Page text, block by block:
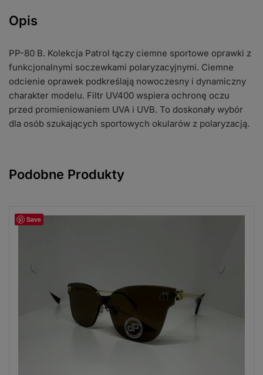
Opis
PP-80 B. Kolekcja Patrol łączy ciemne sportowe oprawki z
funkcjonalnymi soczewkami polaryzacyjnymi. Ciemne
odcienie oprawek podkreślają nowoczesny i dynamiczny
charakter modelu. Filtr UV400 wspiera ochronę oczu
przed promieniowaniem UVA i UVB. To doskonały wybór
dla osób szukających sportowych okularów z polaryzacją.
Podobne Produkty
Save